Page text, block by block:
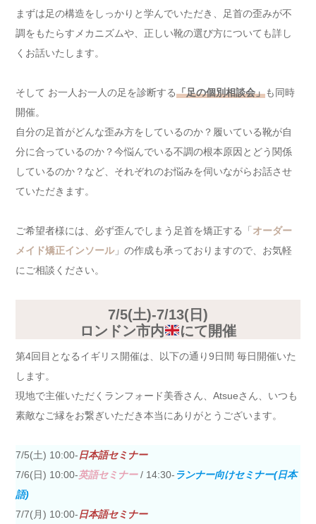
まずは足の構造をしっかりと学んでいただき、足首の歪みが不
調をもたらすメカニズムや、正しい靴の選び方についても詳し
くお話いたします。
そして お一人お一人の足を診断する「足の個別相談会」も同時
開催。
自分の足首がどんな歪み方をしているのか？履いている靴が自
分に合っているのか？今悩んでいる不調の根本原因とどう関係
しているのか？など、それぞれのお悩みを伺いながらお話させ
ていただきます。
ご希望者様には、必ず歪んでしまう足首を矯正する「 オーダー
メイド矯正インソール」の作成も承っておりますので、お気軽
にご相談ください。
7/5(土)-7/13(日)
ロンドン市内
にて開催
第4回目となるイギリス開催は、以下の通り9日間 毎日開催いた
します。
現地で主催いただくランフォード美香さん、Atsueさん、いつも
素敵なご縁をお繋ぎいただき本当にありがとうございます。
7/5(土) 10:00-日本語セミナー
7/6(日) 10:00-英語セミナー/ 14:30- ランナー向けセミナー(日本
語)
7/7(月) 10:00-日本語セミナー